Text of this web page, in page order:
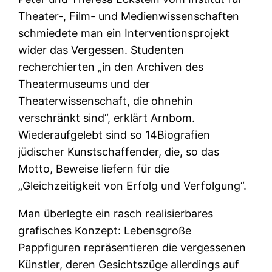
Theater-, Film- und Medienwissenschaften
schmiedete man ein Interventionsprojekt
wider das Vergessen. Studenten
recherchierten „in den Archiven des
Theatermuseums und der
Theaterwissenschaft, die ohnehin
verschränkt sind“, erklärt Arnbom.
Wiederaufgelebt sind so 14Biografien
jüdischer Kunstschaffender, die, so das
Motto, Beweise liefern für die
„Gleichzeitigkeit von Erfolg und Verfolgung“.
Man überlegte ein rasch realisierbares
grafisches Konzept: Lebensgroße
Pappfiguren repräsentieren die vergessenen
Künstler, deren Gesichtszüge allerdings auf